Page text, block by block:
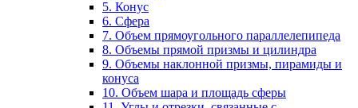
5. Конус
6. Сфера
7. Объем прямоугольного параллелепипеда
8. Объемы прямой призмы и цилиндра
9. Объемы наклонной призмы, пирамиды и
конуса
10. Объем шара и площадь сферы